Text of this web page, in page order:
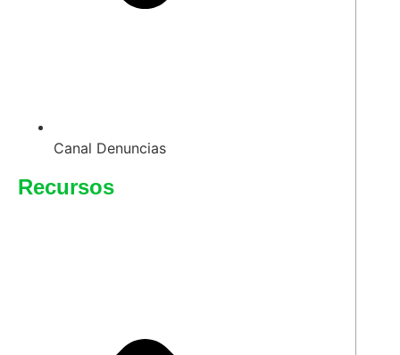
Canal Denuncias
Recursos